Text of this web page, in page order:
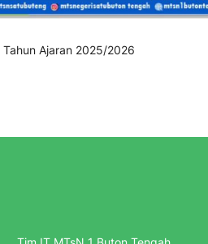
Ajaran 2025/2026